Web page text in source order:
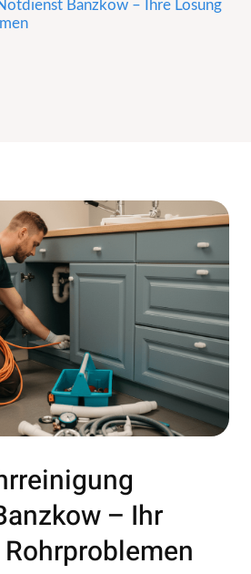
Banzkow – Ihre Lösung
– Ihr